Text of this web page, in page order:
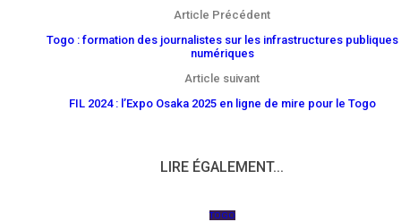
Article Précédent
Togo : formation des journalistes sur les infrastructures publiques
numériques
Article suivant
FIL 2024 : l’Expo Osaka 2025 en ligne de mire pour le Togo
LIRE ÉGALEMENT...
TOGO